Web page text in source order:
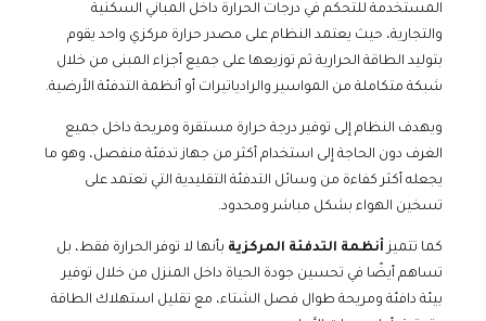
المستخدمة للتحكم في درجات الحرارة داخل المباني السكنية
والتجارية، حيث يعتمد النظام على مصدر حرارة مركزي واحد يقوم
بتوليد الطاقة الحرارية ثم توزيعها على جميع أجزاء المبنى من خلال
شبكة متكاملة من المواسير والرادياتيرات أو أنظمة التدفئة الأرضية.
ويهدف النظام إلى توفير درجة حرارة مستقرة ومريحة داخل جميع
الغرف دون الحاجة إلى استخدام أكثر من جهاز تدفئة منفصل، وهو ما
يجعله أكثر كفاءة من وسائل التدفئة التقليدية التي تعتمد على
تسخين الهواء بشكل مباشر ومحدود.
كما تتميز أنظمة التدفئة المركزية بأنها لا توفر الحرارة فقط، بل
تساهم أيضًا في تحسين جودة الحياة داخل المنزل من خلال توفير
بيئة دافئة ومريحة طوال فصل الشتاء، مع تقليل استهلاك الطاقة